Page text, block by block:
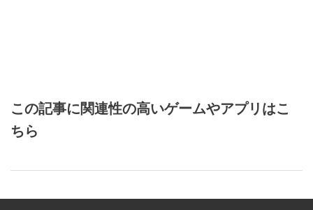
この記事に関連性の高いゲームやアプリはこ
ちら